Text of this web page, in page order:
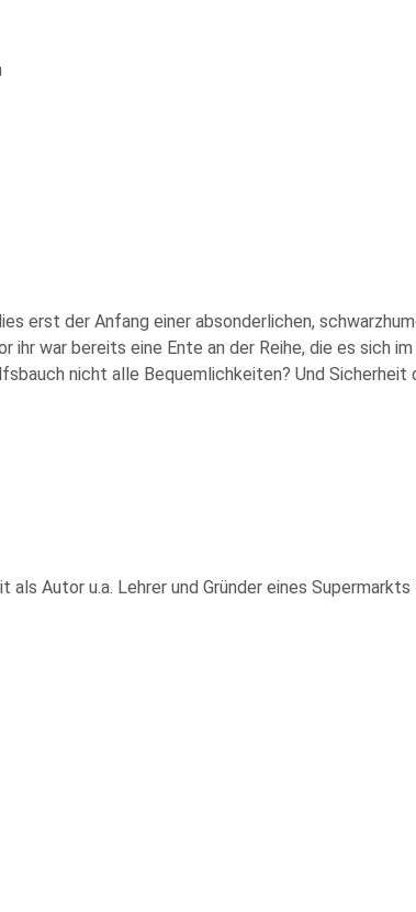
erst der Anfang einer absonderlichen,
war bereits eine Ente an der Reihe, die es sich
nicht alle Bequemlichkeiten? Und Sicherheit
als Autor u.a. Lehrer und Gründer eines